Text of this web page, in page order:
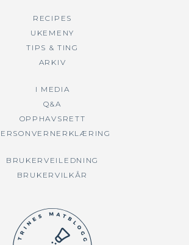
RECIPES
UKEMENY
TIPS & TING
ARKIV
I MEDIA
Q&A
OPPHAVSRETT
BRUKERVEILEDNING
BRUKERVILKÅR